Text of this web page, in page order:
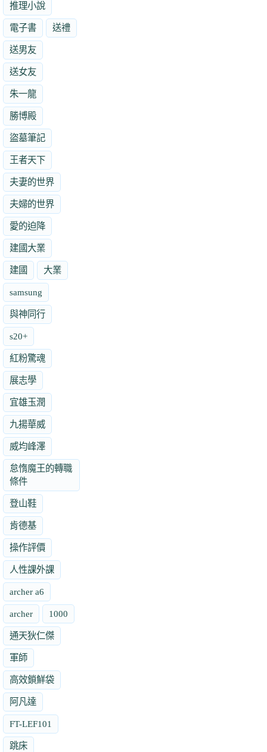
推理小說
電子書 送禮
送男友
送女友
朱一龍
勝博殿
盜墓筆記
王者天下
夫妻的世界
夫婦的世界
愛的迫降
建國大業
建國 大業
samsung
與神同行
s20+
紅粉驚魂
展志學
宜雄玉潤
九揚華威
威均峰澤
怠惰魔王的轉職
條件
登山鞋
肯德基
操作評價
人性課外課
archer a6
archer 1000
通天狄仁傑
軍師
高效鎖鮮袋
阿凡達
FT-LEF101
跳床